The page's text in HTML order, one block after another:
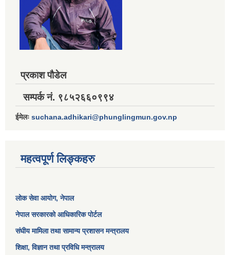
प्रकाश पौडेल
सम्पर्क नं. ९८५२६६०९९४
ईमेलः suchana.adhikari@phunglingmun.gov.np
महत्वपूर्ण लिङ्कहरु
लोक सेवा आयोग, नेपाल
नेपाल सरकारको आधिकारिक पोर्टल
संघीय मामिला तथा सामान्य प्रशासन मन्त्रालय
शिक्षा, विज्ञान तथा प्रविधि मन्त्रालय